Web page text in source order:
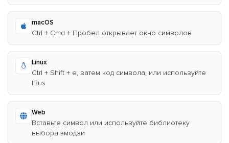
macOS
Ctrl + Cmd + Пробел открывает окно символов
Linux
Ctrl + Shift + e, затем код символа, или используйте
IBus
Web
Вставьте символ или используйте библиотеку
выбора эмодзи